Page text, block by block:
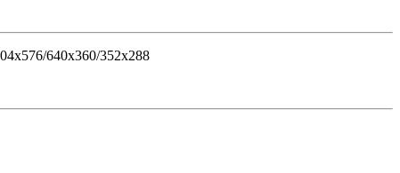
640x360/352х288